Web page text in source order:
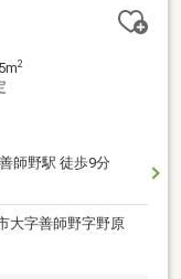
9分(約664m)・
山駅西病院 徒歩4分
2
師野駅 徒歩9分
大字善師野字野原